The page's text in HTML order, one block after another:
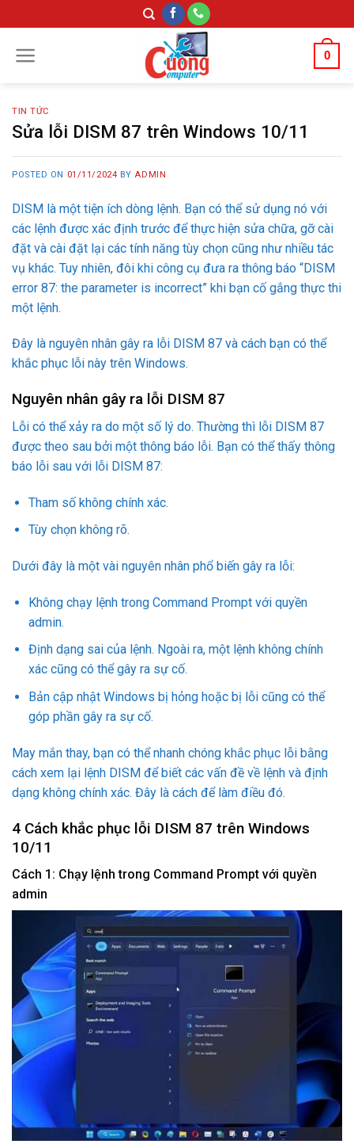
to
content
0
TIN TỨC
Sửa lỗi DISM 87 trên Windows 10/11
POSTED ON 01/11/2024 BY ADMIN
DISM là một tiện ích dòng lệnh. Bạn có thể sử dụng nó với
các lệnh được xác định trước để thực hiện sửa chữa, gỡ cài
đặt và cài đặt lại các tính năng tùy chọn cũng như nhiều tác
vụ khác. Tuy nhiên, đôi khi công cụ đưa ra thông báo “DISM
error 87: the parameter is incorrect” khi bạn cố gắng thực thi
một lệnh.
Đây là nguyên nhân gây ra lỗi DISM 87 và cách bạn có thể
khắc phục lỗi này trên Windows.
Nguyên nhân gây ra lỗi DISM 87
Lỗi có thể xảy ra do một số lý do. Thường thì lỗi DISM 87
được theo sau bởi một thông báo lỗi. Bạn có thể thấy thông
báo lỗi sau với lỗi DISM 87:
Tham số không chính xác.
Tùy chọn không rõ.
Dưới đây là một vài nguyên nhân phổ biến gây ra lỗi:
Không chạy lệnh trong Command Prompt với quyền
admin.
Định dạng sai của lệnh. Ngoài ra, một lệnh không chính
xác cũng có thể gây ra sự cố.
Bản cập nhật Windows bị hỏng hoặc bị lỗi cũng có thể
góp phần gây ra sự cố.
May mắn thay, bạn có thể nhanh chóng khắc phục lỗi bằng
cách xem lại lệnh DISM để biết các vấn đề về lệnh và định
dạng không chính xác. Đây là cách để làm điều đó.
4 Cách khắc phục lỗi DISM 87 trên Windows
10/11
Cách 1: Chạy lệnh trong Command Prompt với quyền
admin